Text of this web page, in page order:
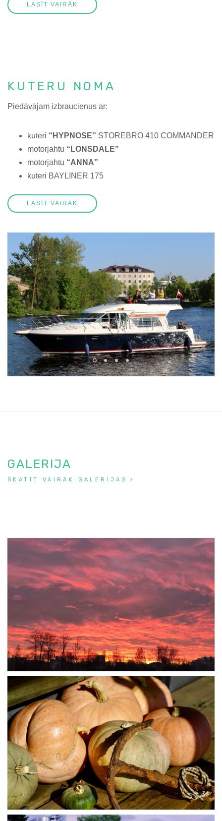
LASĪT VAIRĀK
KUTERU NOMA
Piedāvājam izbraucienus ar:
kuteri “HYPNOSE” STOREBRO 410 COMMANDER
motorjahtu “LONSDALE”
motorjahtu “ANNA”
kuteri BAYLINER 175
LASĪT VAIRĀK
GALERIJA
SKATĪT VAIRĀK GALERIJAS